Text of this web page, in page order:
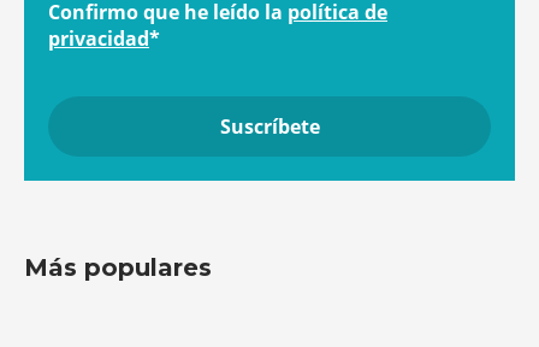
Confirmo que he leído la política de
privacidad*
Más populares